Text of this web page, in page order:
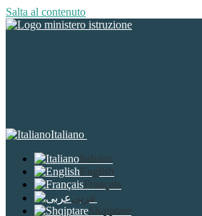
Salta al contenuto
Italiano
Italiano
English
Français
عربى
Shqiptare